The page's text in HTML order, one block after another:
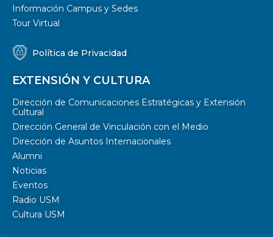
Información Campus y Sedes
Tour Virtual
Política de Privacidad
EXTENSIÓN Y CULTURA
Dirección de Comunicaciones Estratégicas y Extensión
Cultural
Dirección General de Vinculación con el Medio
Dirección de Asuntos Internacionales
Alumni
Noticias
Eventos
Radio USM
Cultura USM